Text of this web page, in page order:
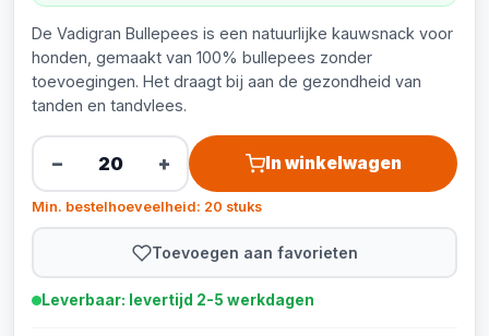
De Vadigran Bullepees is een natuurlijke kauwsnack voor
honden, gemaakt van 100% bullepees zonder
toevoegingen. Het draagt bij aan de gezondheid van
tanden en tandvlees.
− + In winkelwagen
Min. bestelhoeveelheid: 20 stuks
Toevoegen aan favorieten
Leverbaar: levertijd 2-5 werkdagen